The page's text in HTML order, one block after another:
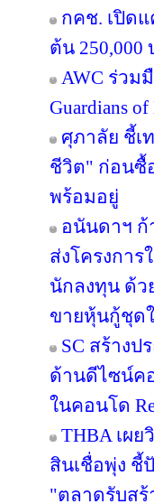
กคช. เปิด
ต้น 250,000
AWC ร่วม
Guardians
ศุภาลัย ชี้เ
ชีวิต" ก่อนซื้อ
พร้อมอยู่
อนันดาฯ ก้
ส่งโครงกา
นักลงทุน ด้ว
ขายหุ้นกู้ชุด
SC สร้างป
ด้านดีไซน์ค
ในคอนโด
THBA เผ
สินเชื่อพุ่ง ชี้
"ตลาดรับสร้